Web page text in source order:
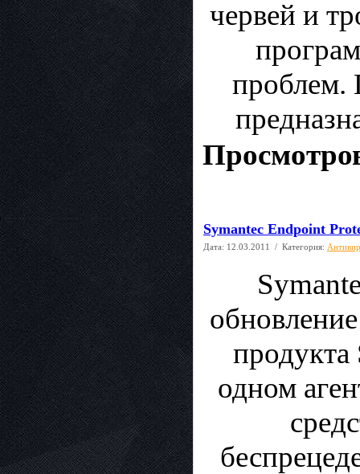
червей и
проблем.
Symantec Endpoint
Дата: 12.03.2011 / Категория:
одном